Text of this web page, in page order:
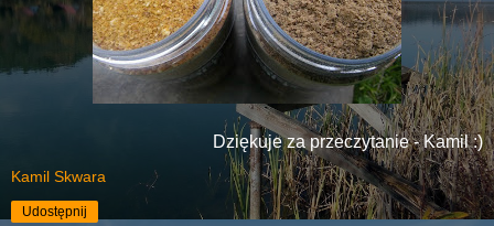
Dziękuje za przeczytanie - Kamil :)
Kamil Skwara
Udostępnij